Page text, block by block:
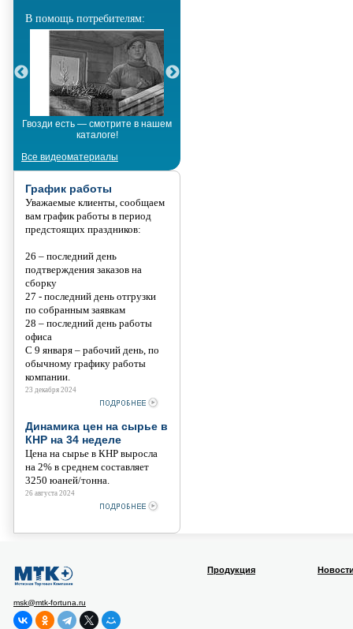
В помощь потребителям:
Гвозди есть — смотрите в нашем
каталоге!
Все видеоматериалы
График работы
Уважаемые клиенты, сообщаем
вам график работы в период
предстоящих праздников:
26 – последний день
подтверждения заказов на
сборку
27 - последний день отгрузки
по собранным заявкам
28 – последний день работы
офиса
С 9 января – рабочий день, по
обычному графику работы
компании.
23 декабря 2024
Динамика цен на сырье в
КНР на 34 неделе
Цена на сырье в КНР выросла
на 2% в среднем составляет
3250 юаней/тонна.
26 августа 2024
msk@mtk-fortuna.ru
Продукция